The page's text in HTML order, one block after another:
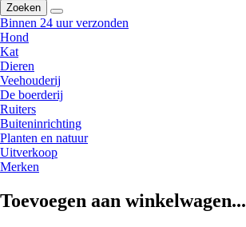
Zoeken
Binnen 24 uur verzonden
Hond
Kat
Dieren
Veehouderij
De boerderij
Ruiters
Buiteninrichting
Planten en natuur
Uitverkoop
Merken
Toevoegen aan winkelwagen...